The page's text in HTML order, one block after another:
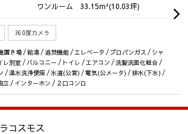
ワンルーム 33.15m²(10.03坪)
360度カメラ
置き場 / 給湯 / 追焚機能 / エレベータ / プロパンガス / シャ
レ別室 / バルコニー / トイレ / エアコン / 洗髪洗面化粧台 /
/ 温水洗浄便座 / 水道(公営) / 電気(公メータ) / 排水(下水) /
立 / インターホン / ２口コンロ
コスモス